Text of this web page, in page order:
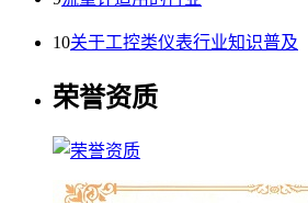
10关于工控类仪表行业知识普及
荣誉资质